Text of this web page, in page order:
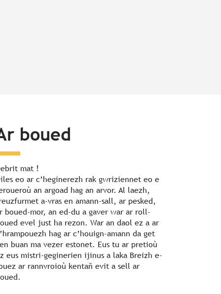
boued
mat !
eo ar c’heginerezh rak gwriziennet eo e
an argoad hag an arvor. Al laezh,
a-vras en amann-sall, ar pesked,
boued-mor, an ed-du a gaver war ar roll-
evel just ha rezon. War an daol ez a ar
hag ar c’houign-amann da get
buan ma vezer estonet. Eus tu ar pretioù
eus mistri-geginerien ijinus a laka Breizh e-
ar rannvroioù kentañ evit a sell ar